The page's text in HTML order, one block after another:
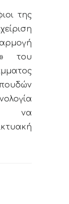
της
του
να